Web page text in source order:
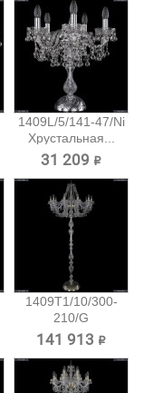
1409L/5/141-47/Ni
Хрустальная...
31 209 ₽
1409T1/10/300-
210/G
Хрустальный...
141 913 ₽